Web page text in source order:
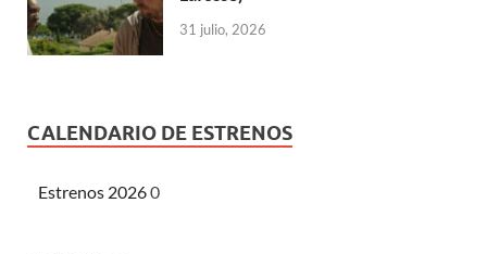
31 julio, 2026
CALENDARIO DE ESTRENOS
Estrenos 20260